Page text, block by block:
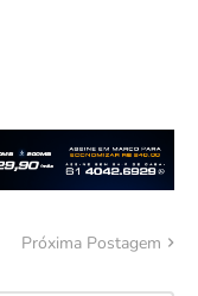
Próxima Postagem